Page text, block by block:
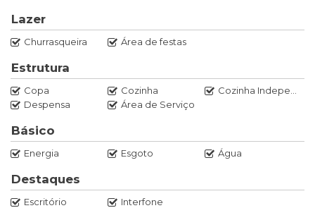
Churrasqueira
02 Sacadas
01 Área de Serviços
03 Salas
01 Banheiro
01 Lavabo
Lazer
Churrasqueira Área de festas
Estrutura
Copa Cozinha
Cozinha Independente
Despensa
Área de Serviço
Básico
Energia Esgoto Água
Destaques
Escritório Interfone